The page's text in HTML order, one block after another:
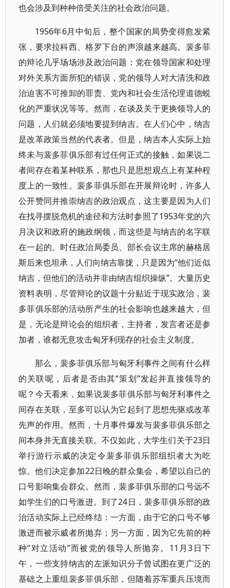
也会涉及到种种倍受关注的社会政治问题。
1956年6月中旬后，整个国家的局势变得愈发紧
张，要求拉科西、格罗下台的声浪越来越高。裴多菲
的辩论几乎场场涉及政治问题：党在领导国家和处理
对外关系方面所犯的错误，党的领导人对大清洗和政
治迫害不可推卸的罪责、党内和社会生活伦理道德蜕
化的严重状况等等。然而，在谈及关于更换领导人的
问题，人们就必须地要提到纳吉。在人们心中，纳吉
是改革政策当然的代表者。但是，纳吉本人实际上始
终未与裴多菲俱乐部有过任何正式的接触，如果说二
者间存在着某种联系，那也只是思想观点上有某种程
度上的一致性。裴多菲俱乐部在开展辩论时，许多人
公开赞同并推崇纳吉的政治观点，这主要是因为人们
在找寻摆脱危机的途径和方法时参照了1953年党的六
月决议和政府的施政纲领，而这些是与纳吉的名字联
在一起的。时任政治局委员、部长会议主席的赫格居
斯后来也坦承，人们向纳吉靠拢，只是因为“他们近似
纳吉，但他们的活动并非由纳吉组织操纵”。大量历史
资料表明，尽管辩论的议题十分贴近于现实政治，裴
多菲俱乐部的活动所产生的社会影响也越来越大，但
是，无论是辩论会的组织者，主持者，发言者还是参
加者，谁都无意攻击匈牙利现存的社会主义制度。
那么，裴多菲俱乐部与匈牙利事件之间有什么样
的关联呢，后者是否由其“策划”发起并直接领导的
呢？今天看来，如果说裴多菲俱乐部与匈牙利事件之
间存在关联，至多可以认为它起到了思想先驱或改革
先声的作用。然而，十月事件爆发与裴多菲俱乐部之
间本身并无直接关联。不仅如此，大学生们关于23日
举行游行示威的决定令裴多菲俱乐部组织者大为吃
惊。他们决定参加22日晚的群众集会，希望以自己的
口号影响集会群众。然而，裴多菲俱乐部的口号远不
如学生们的口号激进。到了24日，裴多菲俱乐部的政
治活动实际上已经终结：一方面，由于它的口号不够
激进而被示威者所抛弃；另一方面，因为它先前的种
种“对立活动”而被党的领导人所抛弃。11月3日下
午，一些支持纳吉的左派知识分子曾试图在更广泛的
基础之上重组裴多菲俱乐部，但随着苏军重兵压境而